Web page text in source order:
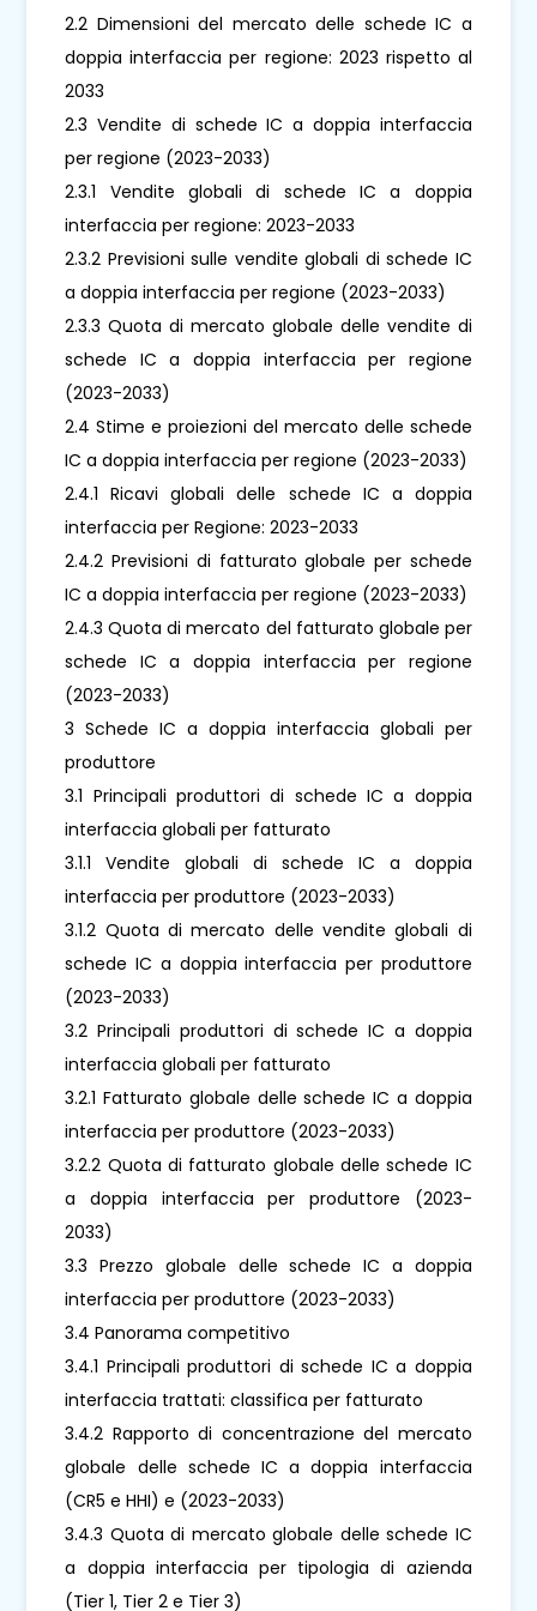
2.2 Dimensioni del mercato delle schede IC a
doppia interfaccia per regione: 2023 rispetto al
2033
2.3 Vendite di schede IC a doppia interfaccia
per regione (2023-2033)
2.3.1 Vendite globali di schede IC a doppia
interfaccia per regione: 2023-2033
2.3.2 Previsioni sulle vendite globali di schede IC
a doppia interfaccia per regione (2023-2033)
2.3.3 Quota di mercato globale delle vendite di
schede IC a doppia interfaccia per regione
(2023-2033)
2.4 Stime e proiezioni del mercato delle schede
IC a doppia interfaccia per regione (2023-2033)
2.4.1 Ricavi globali delle schede IC a doppia
interfaccia per Regione: 2023-2033
2.4.2 Previsioni di fatturato globale per schede
IC a doppia interfaccia per regione (2023-2033)
2.4.3 Quota di mercato del fatturato globale per
schede IC a doppia interfaccia per regione
(2023-2033)
3 Schede IC a doppia interfaccia globali per
produttore
3.1 Principali produttori di schede IC a doppia
interfaccia globali per fatturato
3.1.1 Vendite globali di schede IC a doppia
interfaccia per produttore (2023-2033)
3.1.2 Quota di mercato delle vendite globali di
schede IC a doppia interfaccia per produttore
(2023-2033)
3.2 Principali produttori di schede IC a doppia
interfaccia globali per fatturato
3.2.1 Fatturato globale delle schede IC a doppia
interfaccia per produttore (2023-2033)
3.2.2 Quota di fatturato globale delle schede IC
a doppia interfaccia per produttore (2023-
2033)
3.3 Prezzo globale delle schede IC a doppia
interfaccia per produttore (2023-2033)
3.4 Panorama competitivo
3.4.1 Principali produttori di schede IC a doppia
interfaccia trattati: classifica per fatturato
3.4.2 Rapporto di concentrazione del mercato
globale delle schede IC a doppia interfaccia
(CR5 e HHI) e (2023-2033)
3.4.3 Quota di mercato globale delle schede IC
a doppia interfaccia per tipologia di azienda
(Tier 1, Tier 2 e Tier 3)